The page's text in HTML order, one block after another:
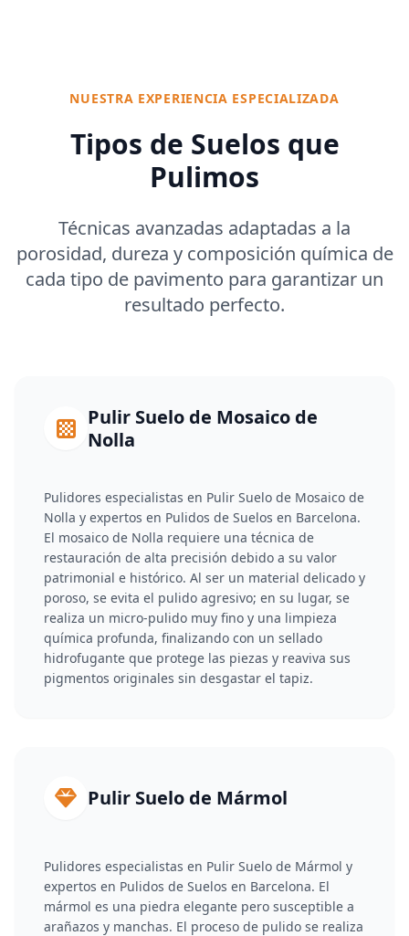
NUESTRA EXPERIENCIA ESPECIALIZADA
Tipos de Suelos que
Pulimos
Técnicas avanzadas adaptadas a la
porosidad, dureza y composición química de
cada tipo de pavimento para garantizar un
resultado perfecto.
Pulir Suelo de Mosaico de
Nolla
Pulidores especialistas en Pulir Suelo de Mosaico de
Nolla y expertos en Pulidos de Suelos en Barcelona.
El mosaico de Nolla requiere una técnica de
restauración de alta precisión debido a su valor
patrimonial e histórico. Al ser un material delicado y
poroso, se evita el pulido agresivo; en su lugar, se
realiza un micro-pulido muy fino y una limpieza
química profunda, finalizando con un sellado
hidrofugante que protege las piezas y reaviva sus
pigmentos originales sin desgastar el tapiz.
Pulir Suelo de Mármol
Pulidores especialistas en Pulir Suelo de Mármol y
expertos en Pulidos de Suelos en Barcelona. El
mármol es una piedra elegante pero susceptible a
arañazos y manchas. El proceso de pulido se realiza